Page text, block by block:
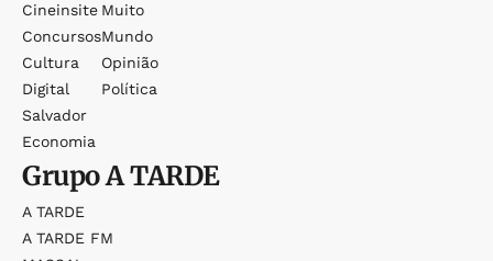
Cineinsite
Concursos
Cultura
Digital
Salvador
Economia
Muito
Mundo
Opinião
Política
GrupoA TARDE
A TARDE
A TARDE FM